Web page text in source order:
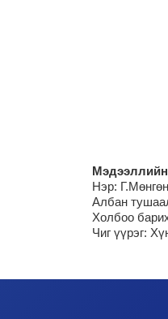
М
Нэр:
Албан
Холбоо
Чиг үүрэг: